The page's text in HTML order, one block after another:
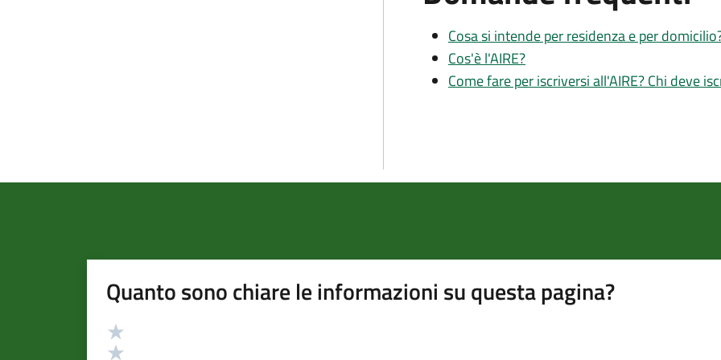
Cosa si intende per residenza e per
Cos'è l'AIRE?
Come fare per iscriversi all'AIRE? Chi deve
Quanto sono chiare le informazioni su questa pagina?
Valutazione